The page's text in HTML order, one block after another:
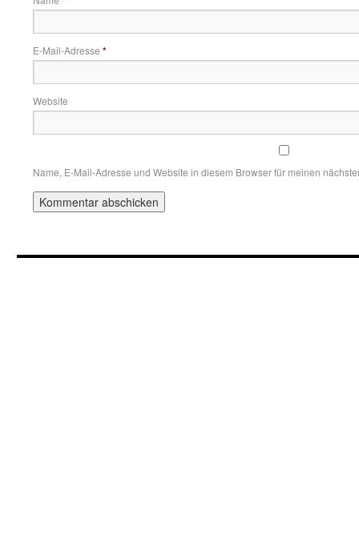
E-Mail-Adresse *
Website
Name, E-Mail-Adresse und Website in diesem Browser für meinen